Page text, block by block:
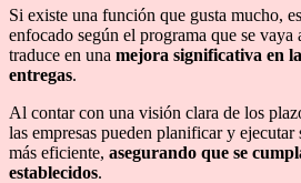
Si existe una función que gusta mucho,
enfocado según el programa que se vaya
traduce en una mejora significativa en
entregas.
Al contar con una visión clara de los
las empresas pueden planificar y ejecutar
más eficiente, asegurando que se
establecidos.